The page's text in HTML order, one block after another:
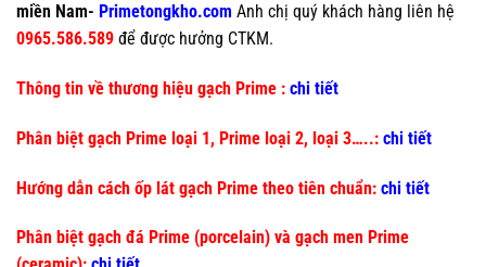
miền Nam- Primetongkho.com Anh chị quý khách hàng liên hệ
0965.586.589 để được hưởng CTKM.
Thông tin về thương hiệu gạch Prime : chi tiết
Phân biệt gạch Prime loại 1, Prime loại 2, loại 3…..: chi tiết
Hướng dẫn cách ốp lát gạch Prime theo tiên chuẩn: chi tiết
Phân biệt gạch đá Prime (porcelain) và gạch men Prime